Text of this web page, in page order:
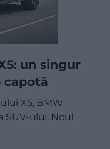
un singur
capotă
X5, BMW
SUV-ului. Noul